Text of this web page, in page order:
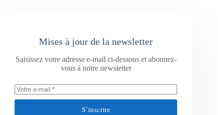
Mises à jour de la newsletter
Saisissez votre adresse e-mail ci-dessous et abonnez-
vous à notre newsletter
S’inscrire